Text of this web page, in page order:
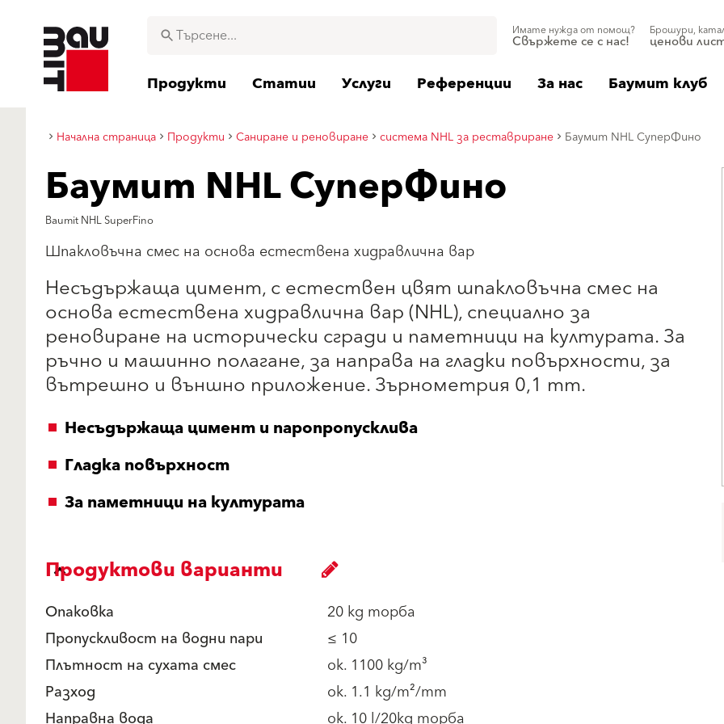
Имате нужда от помощ?
Свържете се с нас!
Брошури,
ценови
Продукти Статии Услуги Референции За нас Баумит клуб
Начална страница Продукти Саниране и реновиране система NHL за реставриране Баумит NHL СуперФино
Баумит NHL СуперФино
Baumit NHL SuperFino
Шпакловъчна смес на основа естествена хидравлична вар
Несъдържаща цимент, с естествен цвят шпакловъчна смес на
основа естествена хидравлична вар (NHL), специално за
реновиране на исторически сгради и паметници на културата. За
ръчно и машинно полагане, за направа на гладки повърхности, за
вътрешно и външно приложение. Зърнометрия 0,1 mm.
Несъдържаща цимент и паропропусклива
Гладка повърхност
За паметници на културата
Продуктови варианти
Опаковка
20 kg торба
Пропускливост на водни пари
≤ 10
Плътност на сухата смес
ок. 1100 kg/m³
Разход
ок. 1.1 kg/m²/mm
Направна вода
ок. 10 l/20kg торба